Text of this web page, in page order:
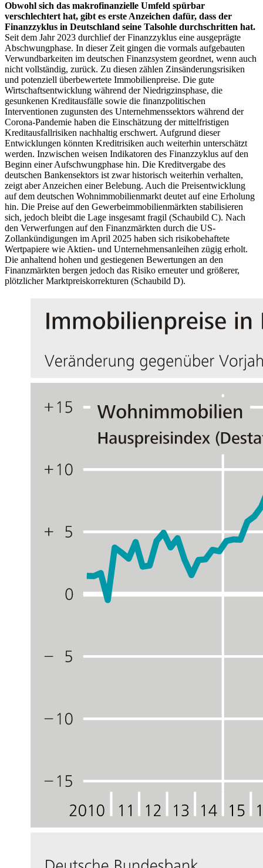
Obwohl sich das makrofinanzielle Umfeld spürbar
verschlechtert hat, gibt es erste Anzeichen dafür, dass der
Finanzzyklus in Deutschland seine Talsohle durchschritten hat.
Seit dem Jahr 2023 durchlief der Finanzzyklus eine ausgeprägte
Abschwungphase. In dieser Zeit gingen die vormals aufgebauten
Verwundbarkeiten im deutschen Finanzsystem geordnet, wenn auch
nicht vollständig, zurück. Zu diesen zählen Zinsänderungsrisiken
und potenziell überbewertete Immobilienpreise. Die gute
Wirtschaftsentwicklung während der Niedrigzinsphase, die
gesunkenen Kreditausfälle sowie die finanzpolitischen
Interventionen zugunsten des Unternehmenssektors während der
Corona-Pandemie haben die Einschätzung der mittelfristigen
Kreditausfallrisiken nachhaltig erschwert. Aufgrund dieser
Entwicklungen könnten Kreditrisiken auch weiterhin unterschätzt
werden. Inzwischen weisen Indikatoren des Finanzzyklus auf den
Beginn einer Aufschwungphase hin. Die Kreditvergabe des
deutschen Bankensektors ist zwar historisch weiterhin verhalten,
zeigt aber Anzeichen einer Belebung. Auch die Preisentwicklung
auf dem deutschen Wohnimmobilienmarkt deutet auf eine Erholung
hin. Die Preise auf den Gewerbeimmobilienmärkten stabilisieren
sich, jedoch bleibt die Lage insgesamt fragil (Schaubild C). Nach
den Verwerfungen auf den Finanzmärkten durch die US-
Zollankündigungen im April 2025 haben sich risikobehaftete
Wertpapiere wie Aktien- und Unternehmensanleihen zügig erholt.
Die anhaltend hohen und gestiegenen Bewertungen an den
Finanzmärkten bergen jedoch das Risiko erneuter und größerer,
plötzlicher Marktpreiskorrekturen (Schaubild D).